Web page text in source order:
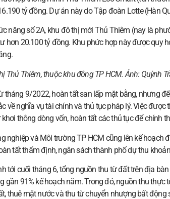
tỷ đồng. Dự án này do Tập đoàn Lotte (Hàn
năng số 2A, khu đô thị mới Thủ Thiêm (nay là
hơn 20.100 tỷ đồng. Khu phức hợp này được quy
Thủ Thiêm, thuộc khu đông TP HCM. Ảnh:Quỳnh
tháng 9/2022, hoàn tất san lấp mặt bằng, nhưng
về nghĩa vụ tài chính và thủ tục pháp lý. Việc được
thông dòng vốn, hoàn tất các thủ tục để chính
nghiệp và Môi trường TP HCM cũng lên kế hoạch
tất thẩm định, ngân sách thành phố dự thu
tới cuối tháng 6, tổng nguồn thu từ đất trên địa
gần 91% kế hoạch năm. Trong đó, nguồn thu thực
thuê mặt nước và thu từ chuyển nhượng bất động